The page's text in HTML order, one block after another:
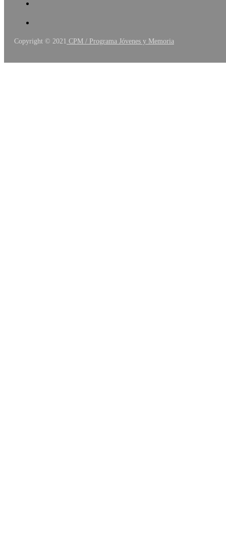
Copyright © 2021 CPM / Programa Jóvenes y Memoria